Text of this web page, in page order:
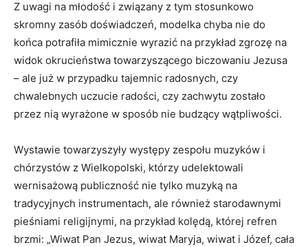
Z uwagi na młodość i związany z tym stosunkowo
skromny zasób doświadczeń, modelka chyba nie do
końca potrafiła mimicznie wyrazić na przykład zgrozę na
widok okrucieństwa towarzyszącego biczowaniu Jezusa
– ale już w przypadku tajemnic radosnych, czy
chwalebnych uczucie radości, czy zachwytu zostało
przez nią wyrażone w sposób nie budzący wątpliwości.
Wystawie towarzyszyły występy zespołu muzyków i
chórzystów z Wielkopolski, którzy udelektowali
wernisażową publiczność nie tylko muzyką na
tradycyjnych instrumentach, ale również starodawnymi
pieśniami religijnymi, na przykład kolędą, której refren
brzmi: „Wiwat Pan Jezus, wiwat Maryja, wiwat i Józef, cała